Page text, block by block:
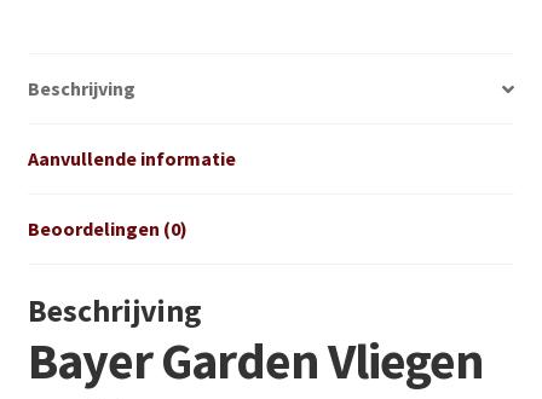
Kerst
Over ons
Beschrijving
Aanvullende informatie
Beoordelingen (0)
Beschrijving
Bayer Garden Vliegen